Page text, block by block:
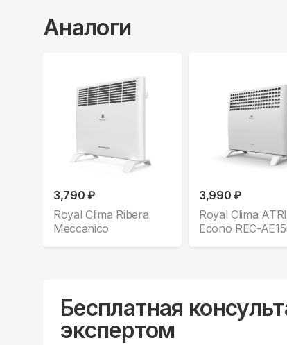
Аналоги
3,790 ₽
Royal Clima Ribera
Meccanico
3,990 ₽
Royal Clima ATRI
Econo REC-
Бесплатная
экспертом